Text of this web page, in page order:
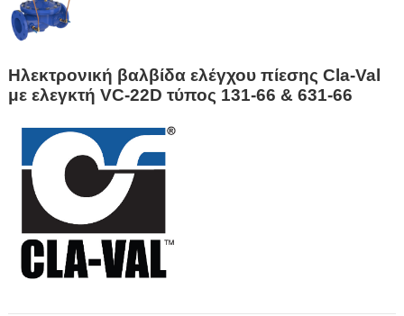
Ηλεκτρονική βαλβίδα ελέγχου πίεσης Cla-Val
με ελεγκτή VC-22D τύπος 131-66 & 631-66